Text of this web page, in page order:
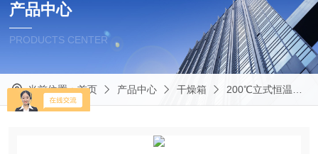
产品中心
PRODUCTS CENTER
当前位置：首页 产品中心 干燥箱 200℃立式恒温鼓风干燥箱